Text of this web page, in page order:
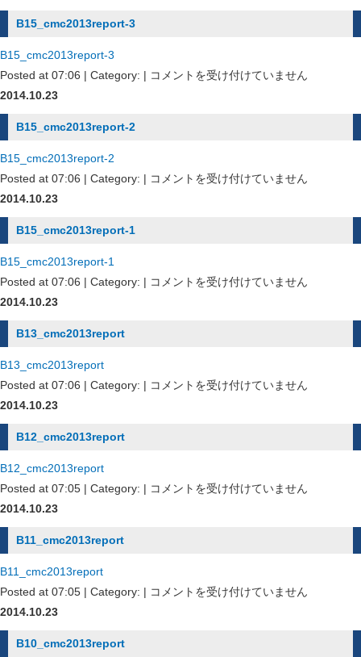
B15_cmc2013report-3
B15_cmc2013report-3
Posted at 07:06 | Category: | B15_cmc2013report-
コメントを受け付けていません
2014.10.23
B15_cmc2013report-2
B15_cmc2013report-2
Posted at 07:06 | Category: | B15_cmc2013report-
コメントを受け付けていません
2014.10.23
B15_cmc2013report-1
B15_cmc2013report-1
Posted at 07:06 | Category: | B15_cmc2013report-
コメントを受け付けていません
2014.10.23
B13_cmc2013report
B13_cmc2013report
Posted at 07:06 | Category: | B13_cmc2013report
コメントを受け付けていません
2014.10.23
B12_cmc2013report
B12_cmc2013report
Posted at 07:05 | Category: | B12_cmc2013report
コメントを受け付けていません
2014.10.23
B11_cmc2013report
B11_cmc2013report
Posted at 07:05 | Category: | B11_cmc2013report
コメントを受け付けていません
2014.10.23
B10_cmc2013report